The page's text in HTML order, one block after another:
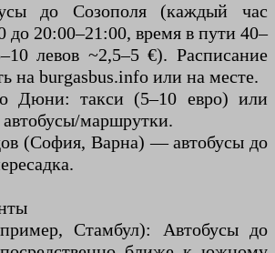
до Созополя (каждый час
до 20:00–21:00, время в пути 40–
левов ~2,5–5 €). Расписание
на burgasbus.info или на месте.
Дюни: такси (5–10 евро) или
маршрутки.
(София, Варна) — автобусы до
Стамбул): Автобусы до